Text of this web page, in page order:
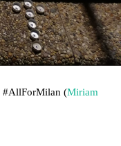
#AllForMilan (Miriam